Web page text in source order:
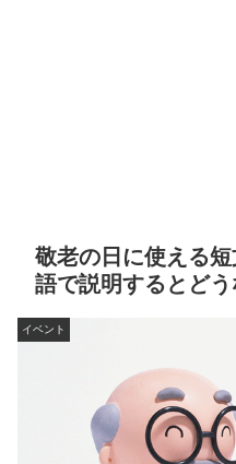
敬老の日に使える
語で説明するとどう
イベント